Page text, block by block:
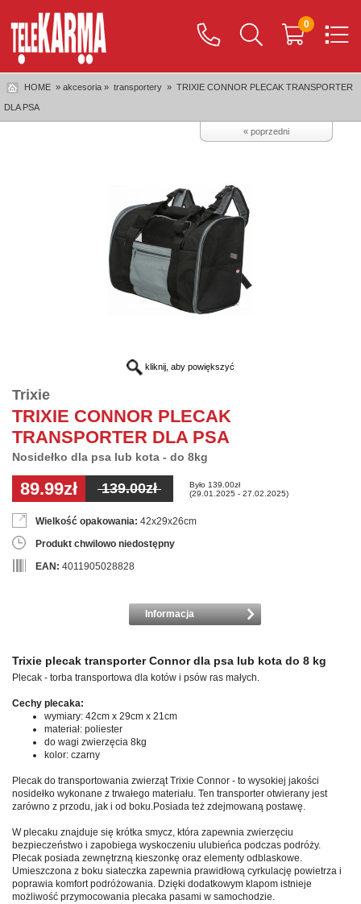
0
HOME » akcesoria » transportery » TRIXIE CONNOR PLECAK TRANSPORTER
DLA PSA
« poprzedni
kliknij, aby powiększyć
Trixie
TRIXIE CONNOR PLECAK
TRANSPORTER DLA PSA
Nosidełko dla psa lub kota - do 8kg
89.99zł 139.00zł
Było 139.00zł
(29.01.2025 - 27.02.2025)
Wielkość opakowania: 42x29x26cm
Produkt chwilowo niedostępny
EAN: 4011905028828
Informacja
Trixie plecak transporter Connor dla psa lub kota do 8 kg
Plecak - torba transportowa dla kotów i psów ras małych.
Cechy plecaka:
wymiary: 42cm x 29cm x 21cm
materiał: poliester
do wagi zwierzęcia 8kg
kolor: czarny
Plecak do transportowania zwierząt Trixie Connor - to wysokiej jakości
nosidełko wykonane z trwałego materiału. Ten transporter otwierany jest
zarówno z przodu, jak i od boku.Posiada też zdejmowaną postawę.
W plecaku znajduje się krótka smycz, która zapewnia zwierzęciu
bezpieczeństwo i zapobiega wyskoczeniu ulubieńca podczas podróży.
Plecak posiada zewnętrzną kieszonkę oraz elementy odblaskowe.
Umieszczona z boku siateczka zapewnia prawidłową cyrkulację powietrza i
poprawia komfort podróżowania. Dzięki dodatkowym klapom istnieje
możliwość przymocowania plecaka pasami w samochodzie.